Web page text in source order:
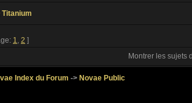
Titanium
1, 2 ]
Montrer les sujets
Index du Forum -> Novae Public